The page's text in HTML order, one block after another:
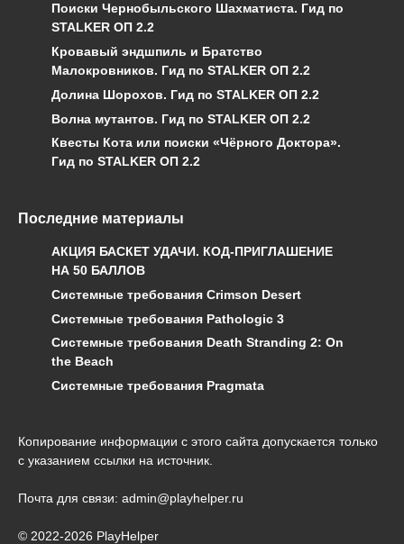
Поиски Чернобыльского Шахматиста. Гид по
STALKER ОП 2.2
Кровавый эндшпиль и Братство
Малокровников. Гид по STALKER ОП 2.2
Долина Шорохов. Гид по STALKER ОП 2.2
Волна мутантов. Гид по STALKER ОП 2.2
Квесты Кота или поиски «Чёрного Доктора».
Гид по STALKER ОП 2.2
Последние материалы
АКЦИЯ БАСКЕТ УДАЧИ. КОД-ПРИГЛАШЕНИЕ
НА 50 БАЛЛОВ
Системные требования Crimson Desert
Системные требования Pathologic 3
Системные требования Death Stranding 2: On
the Beach
Системные требования Pragmata
Копирование информации с этого сайта допускается только
с указанием ссылки на источник.
Почта для связи: admin@playhelper.ru
© 2022-2026 PlayHelper